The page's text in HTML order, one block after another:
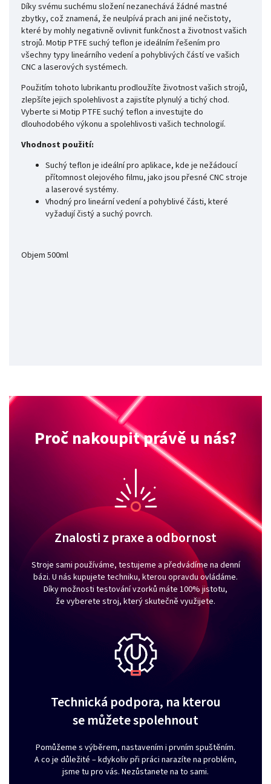
Díky svému suchému složení nezanechává žádné mastné
zbytky, což znamená, že neulpívá prach ani jiné nečistoty,
které by mohly negativně ovlivnit funkčnost a životnost vašich
strojů. Motip PTFE suchý teflon je ideálním řešením pro
všechny typy lineárního vedení a pohyblivých částí ve vašich
CNC a laserových systémech.
Použitím tohoto lubrikantu prodloužíte životnost vašich strojů,
zlepšíte jejich spolehlivost a zajistíte plynulý a tichý chod.
Vyberte si Motip PTFE suchý teflon a investujte do
dlouhodobého výkonu a spolehlivosti vašich technologií.
Vhodnost použití:
Suchý teflon je ideální pro aplikace, kde je nežádoucí
přítomnost olejového filmu, jako jsou přesné CNC stroje
a laserové systémy.
Vhodný pro lineární vedení a pohyblivé části, které
vyžadují čistý a suchý povrch.
Objem 500ml
Proč nakoupit právě u nás?
Znalosti z praxe a odbornost
Stroje sami používáme, testujeme a předvádíme na denní
bázi. U nás kupujete techniku, kterou opravdu ovládáme.
Díky možnosti testování vzorků máte 100% jistotu,
že vyberete stroj, který skutečně využijete.
Technická podpora, na kterou
se můžete spolehnout
Pomůžeme s výběrem, nastavením i prvním spuštěním.
A co je důležité – kdykoliv při práci narazíte na problém,
jsme tu pro vás. Nezůstanete na to sami.